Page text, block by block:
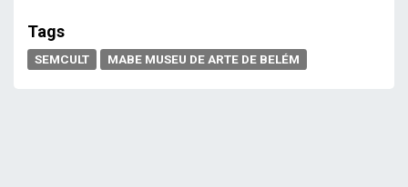
Tags
SEMCULT MABE MUSEU DE ARTE DE BELÉM